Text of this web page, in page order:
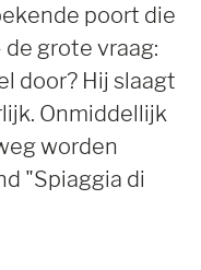
poort die
grote vraag:
door? Hij slaagt
Onmiddellijk
worden
"Spiaggia di